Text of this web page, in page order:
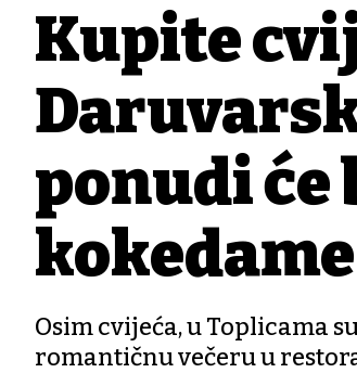
Kupite
ponudi će
Osim cvijeća, u Toplicama
romantičnu večeru u